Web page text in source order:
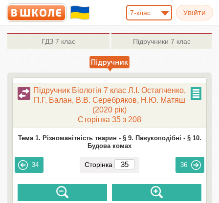
7-клас
ГДЗ 7 клас Підручники 7 клас
Підручник Біологія 7 клас Л.І. Остапченко,
П.Г. Балан, В.В. Серебряков, Н.Ю. Матяш
(2020 рік)
Сторінка 35 з 208
Тема 1. Різноманітність тварин - § 9. Павукоподібні - § 10.
Будова комах
34 Сторінка 36